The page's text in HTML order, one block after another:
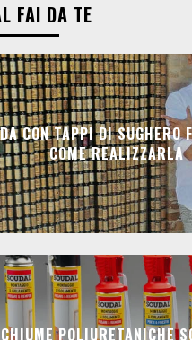
FAI DA TE
CON TAPPI DI SUGHERO
COME REALIZZARLA
POLIURETANICHE